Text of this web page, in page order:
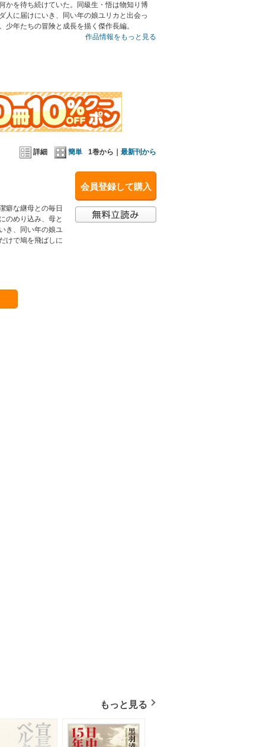
かを待ち続けていた。同級生・悟は物知り博
人に届けにいき、同い年の娘ユリカと出会っ
年たちの冒険と成長を描く傑作長編。
作品情報をもっと見る
詳細 簡単 1巻から｜ 最新刊から
会員登録して購入
癖な継母との毎日
のめり込み、母と
き、同い年の娘ユ
けで鳩を飛ばしに
もっと見る